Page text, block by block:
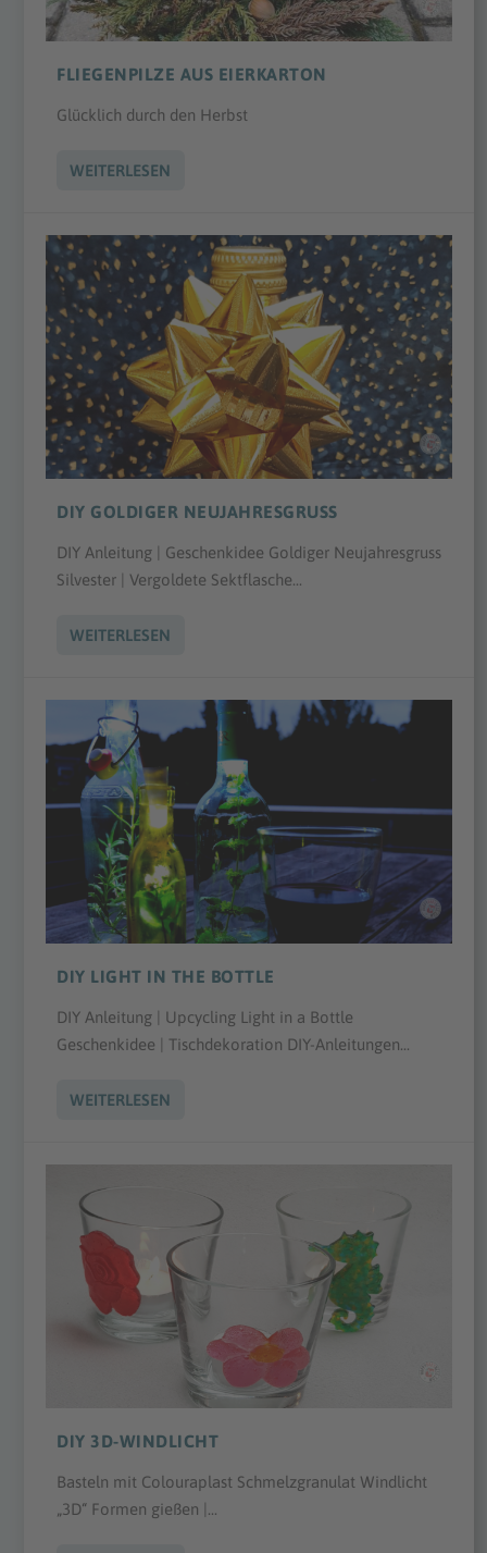
FLIEGENPILZE AUS EIERKARTON
Glücklich durch den Herbst
WEITERLESEN
DIY GOLDIGER NEUJAHRESGRUSS
DIY Anleitung | Geschenkidee Goldiger Neujahresgruss
Silvester | Vergoldete Sektflasche...
WEITERLESEN
DIY LIGHT IN THE BOTTLE
DIY Anleitung | Upcycling Light in a Bottle
Geschenkidee | Tischdekoration DIY-Anleitungen...
WEITERLESEN
DIY 3D-WINDLICHT
Basteln mit Colouraplast Schmelzgranulat Windlicht
„3D“ Formen gießen |...